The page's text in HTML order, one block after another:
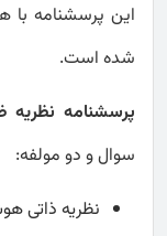
این پرسشنامه با
شده است.
پرسشنامه
سوال و دو مولفه:
نظریه ذاتی